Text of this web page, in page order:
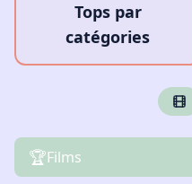
Tops par
catégories
🏆Films